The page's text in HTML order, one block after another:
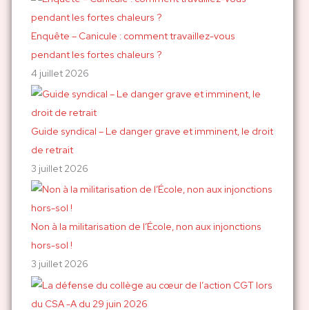
:
Enquête – Canicule : comment travaillez-vous
pendant les fortes chaleurs ?
4 juillet 2026
Guide syndical – Le danger grave et imminent, le droit
de retrait
3 juillet 2026
Non à la militarisation de l’École, non aux injonctions
hors-sol !
3 juillet 2026